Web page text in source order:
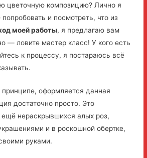
цветочную композицию? Лично я
и посмотреть, что из
моей работы, я предлагаю вам
— ловите мастер класс! У кого есть
к процессу, я постараюсь всё
принципе, оформляется данная
достаточно просто. Это
ещё нераскрывшихся алых роз,
и в роскошной обертке,
руками.